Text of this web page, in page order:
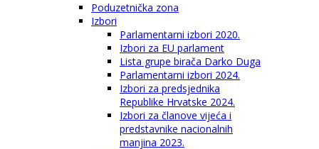
Poduzetnička zona
Izbori
Parlamentarni izbori 2020.
Izbori za EU parlament
Lista grupe birača Darko Duga
Parlamentarni izbori 2024.
Izbori za predsjednika
Republike Hrvatske 2024.
Izbori za članove vijeća i
predstavnike nacionalnih
manjina 2023.